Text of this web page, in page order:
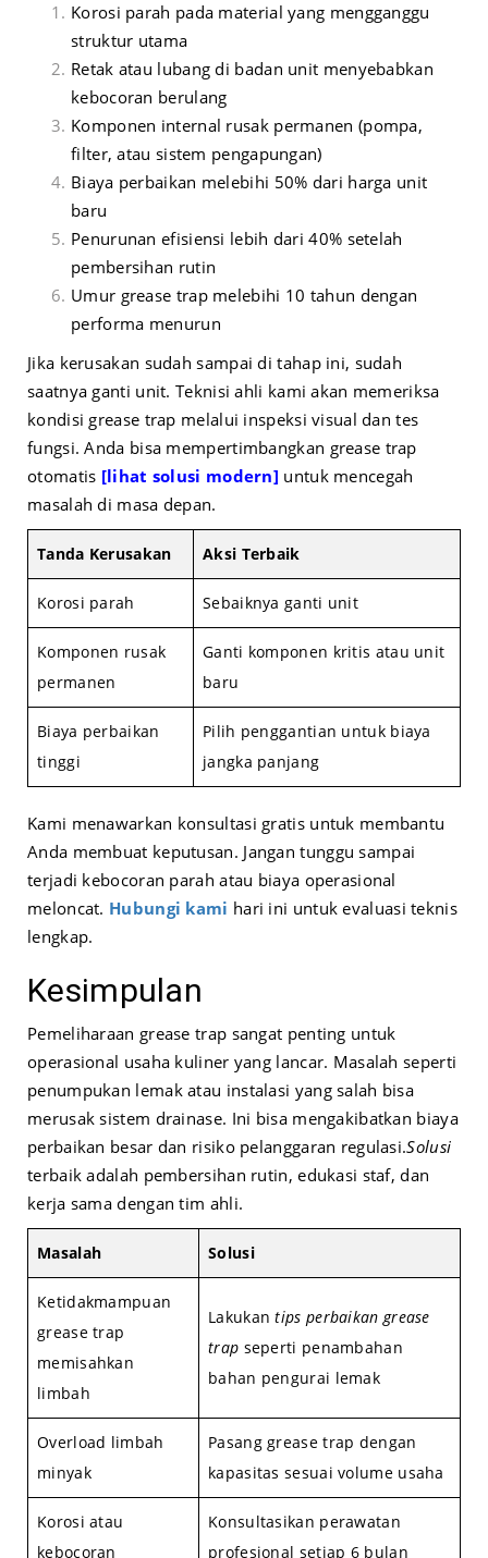
Korosi parah pada material yang mengganggu
struktur utama
Retak atau lubang di badan unit menyebabkan
kebocoran berulang
Komponen internal rusak permanen (pompa,
filter, atau sistem pengapungan)
Biaya perbaikan melebihi 50% dari harga unit
baru
Penurunan efisiensi lebih dari 40% setelah
pembersihan rutin
Umur grease trap melebihi 10 tahun dengan
performa menurun
Jika kerusakan sudah sampai di tahap ini, sudah
saatnya ganti unit. Teknisi ahli kami akan memeriksa
kondisi grease trap melalui inspeksi visual dan tes
fungsi. Anda bisa mempertimbangkan grease trap
otomatis [lihat solusi modern] untuk mencegah
masalah di masa depan.
Tanda Kerusakan Aksi Terbaik
Korosi parah Sebaiknya ganti unit
Komponen rusak
permanen
Ganti komponen kritis atau unit
baru
Biaya perbaikan
tinggi
Pilih penggantian untuk biaya
jangka panjang
Kami menawarkan konsultasi gratis untuk membantu
Anda membuat keputusan. Jangan tunggu sampai
terjadi kebocoran parah atau biaya operasional
meloncat. Hubungi kami hari ini untuk evaluasi teknis
lengkap.
Kesimpulan
Pemeliharaan grease trap sangat penting untuk
operasional usaha kuliner yang lancar. Masalah seperti
penumpukan lemak atau instalasi yang salah bisa
merusak sistem drainase. Ini bisa mengakibatkan biaya
perbaikan besar dan risiko pelanggaran regulasi.Solusi
terbaik adalah pembersihan rutin, edukasi staf, dan
kerja sama dengan tim ahli.
Masalah Solusi
Ketidakmampuan
grease trap
memisahkan
limbah
Lakukantips perbaikan grease
trap seperti penambahan
bahan pengurai lemak
Overload limbah
minyak
Pasang grease trap dengan
kapasitas sesuai volume usaha
Korosi atau
kebocoran
Konsultasikan perawatan
profesional setiap 6 bulan